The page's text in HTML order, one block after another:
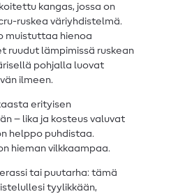
kangas, jossa on
ruskea väriyhdistelmä.
muistuttaa hienoa
ruudut lämpimissä ruskean
pohjalla luovat
ilmeen.
erityisen
– lika ja kosteus valuvat
helppo puhdistaa.
hieman vilkkaampaa.
tai puutarha: tämä
tyylikkään,